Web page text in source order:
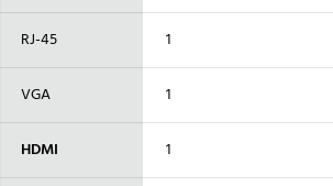
RJ-45 1
VGA 1
HDMI 1